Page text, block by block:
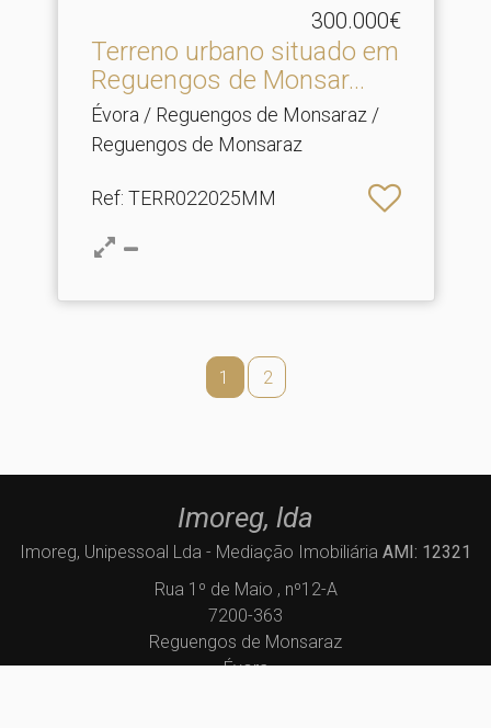
300.000€
Terreno urbano situado em
Reguengos de Monsar.​..
Évora / Reguengos de Monsaraz /
Reguengos de Monsaraz
Ref: TERR022025MM
1 2
Imoreg, lda
Imoreg, Unipessoal Lda - Mediação Imobiliária AMI: 12321
Rua 1º de Maio , nº12-A
7200-363
Reguengos de Monsaraz
Évora